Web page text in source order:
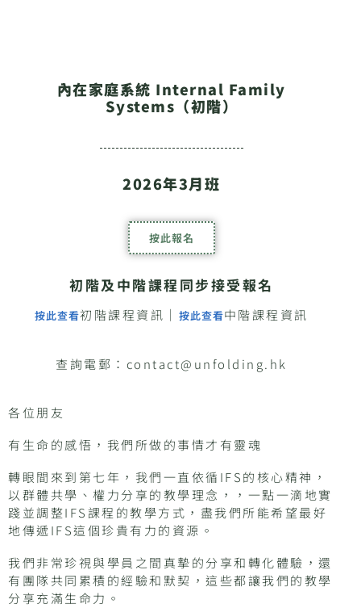
內在家庭系統 Internal Family
Systems（初階）
2026年3月班
按此報名
初階及中階課程同步接受報名
按此查看初階課程資訊｜ 按此查看中階課程資訊
查詢電郵： contact@unfolding.hk
各位朋友
有生命的感悟，我們所做的事情才有靈魂
轉眼間來到第七年，我們一直依循IFS的核心精神，
以群體共學、權力分享的教學理念，，一點一滴地實
踐並調整IFS課程的教學方式，盡我們所能希望最好
地傳遞IFS這個珍貴有力的資源。
我們非常珍視與學員之間真摯的分享和轉化體驗，還
有團隊共同累積的經驗和默契，這些都讓我們的教學
分享充滿生命力。